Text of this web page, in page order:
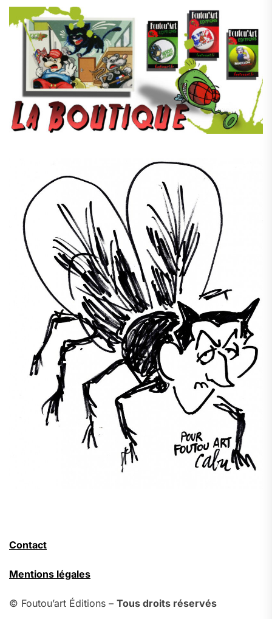
Contact
Mentions légales
© Foutou’art Éditions – Tous droits réservés